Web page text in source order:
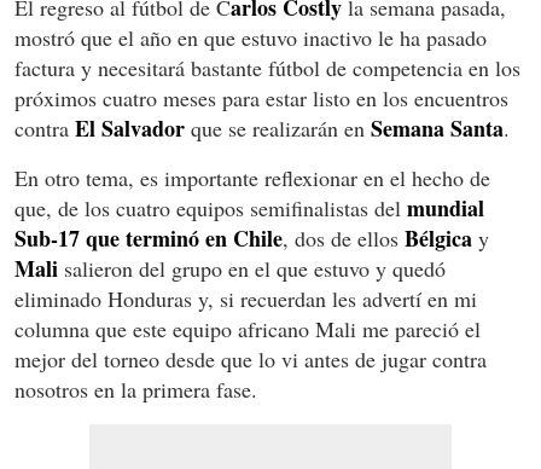
El regreso al fútbol de Carlos Costly la semana pasada,
mostró que el año en que estuvo inactivo le ha pasado
factura y necesitará bastante fútbol de competencia en los
próximos cuatro meses para estar listo en los encuentros
contra El Salvador que se realizarán en Semana Santa.
En otro tema, es importante reflexionar en el hecho de
que, de los cuatro equipos semifinalistas del mundial
Sub-17 que terminó en Chile, dos de ellos Bélgica y
Mali salieron del grupo en el que estuvo y quedó
eliminado Honduras y, si recuerdan les advertí en mi
columna que este equipo africano Mali me pareció el
mejor del torneo desde que lo vi antes de jugar contra
nosotros en la primera fase.